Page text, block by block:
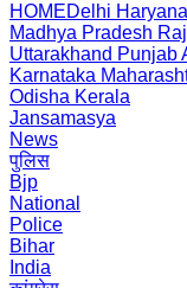
HOMEDelhi Haryana
Madhya Pradesh
Uttarakhand Punjab
Karnataka
Odisha Kerala
Jansamasya
News
पुलिस
Bjp
National
Police
Bihar
India